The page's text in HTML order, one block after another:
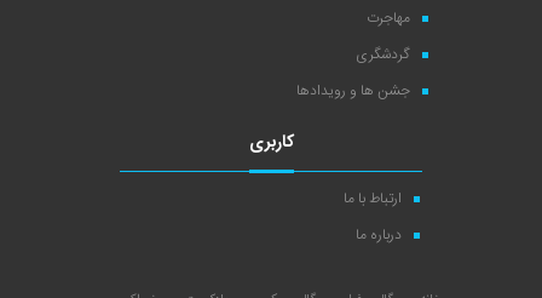
مهاجرت
گردشگری
جشن ها و رویدادها
کاربری
ارتباط با ما
درباره ما